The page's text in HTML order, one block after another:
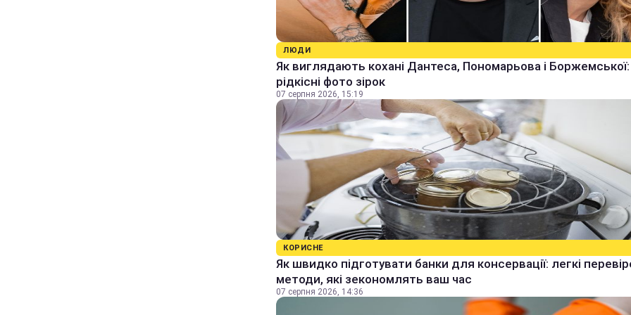
ЛЮДИ
Як виглядають кохані Дантеса, Пономарьова і Боржемської:
рідкісні фото зірок
07 серпня 2026, 15:19
КОРИСНЕ
Як швидко підготувати банки для консервації: легкі
методи, які зекономлять ваш час
07 серпня 2026, 14:36